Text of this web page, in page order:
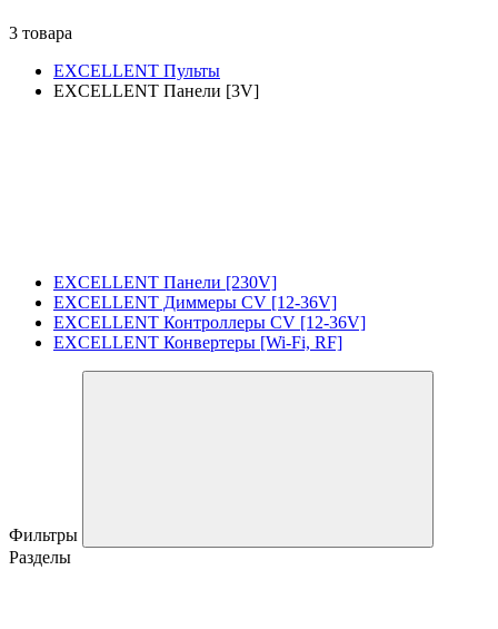
3 товара
EXCELLENT Пульты
EXCELLENT Панели [3V]
EXCELLENT Панели [230V]
EXCELLENT Диммеры CV [12-36V]
EXCELLENT Контроллеры CV [12-36V]
EXCELLENT Конвертеры [Wi-Fi, RF]
Фильтры
Разделы